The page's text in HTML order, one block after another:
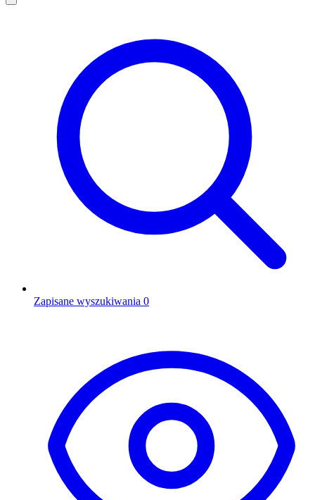
Zapisane wyszukiwania 0